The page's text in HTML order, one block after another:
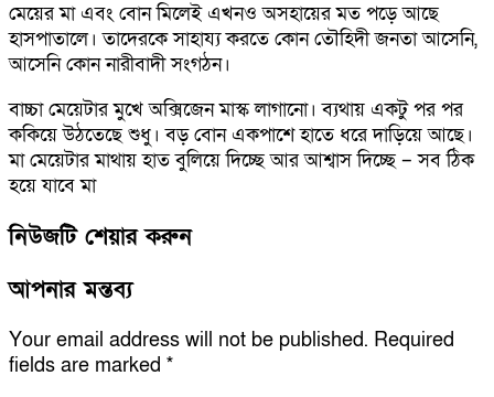
মেয়ের মা এবং বোন মিলেই এখনও অসহায়ের মত পড়ে আছে
হাসপাতালে। তাদেরকে সাহায্য করতে কোন তৌহিদী জনতা আসেনি,
আসেনি কোন নারীবাদী সংগঠন।
বাচ্চা মেয়েটার মুখে অক্সিজেন মাস্ক লাগানো। ব্যথায় একটু পর পর
ককিয়ে উঠতেছে শুধু। বড় বোন একপাশে হাতে ধরে দাড়িয়ে আছে।
মা মেয়েটার মাথায় হাত বুলিয়ে দিচ্ছে আর আশ্বাস দিচ্ছে – সব ঠিক
হয়ে যাবে মা
নিউজটি শেয়ার করুন
আপনার মন্তব্য
Your email address will not be published. Required
fields are marked *